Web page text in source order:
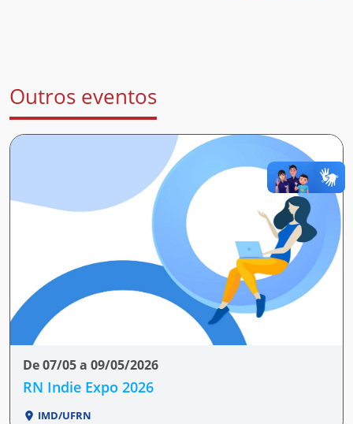
Outros eventos
De 07/05 a 09/05/2026
RN Indie Expo 2026
IMD/UFRN